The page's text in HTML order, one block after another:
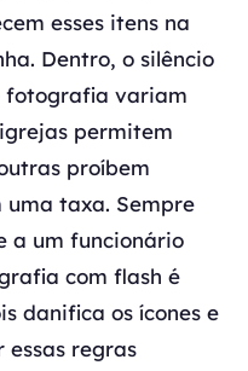
esses itens na
Dentro, o silêncio
fotografia variam
permitem
proíbem
taxa. Sempre
a um funcionário
com flash é
danifica os ícones e
essas regras